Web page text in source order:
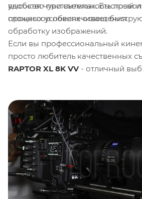
высокая чувствительность
сложных условиях освещения.
удобство при съемках. Быстрый
процессор обеспечивает
обработку изображений.
Если вы профессиональный
просто любитель качественных
RAPTOR XL 8K VV- отличный